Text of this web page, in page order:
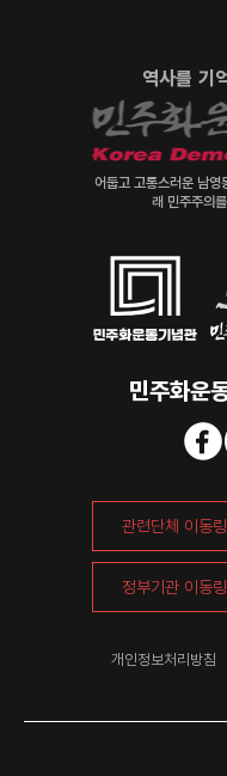
역사를 기
어둡고 고통스러운 남영
래 민주주의
민주화운
개인정보처리방침